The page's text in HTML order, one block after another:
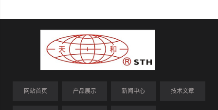
网站首页 产品展示 新闻中心 技术文章